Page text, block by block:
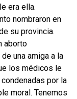
era ella.
nombraron en
su provincia.
aborto
una amiga a la
los médicos le
por la
moral. Tenemos